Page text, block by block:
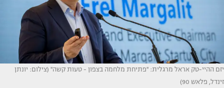
יזם ההיי-טק אראל מרגלית: ''פתיחת מלחמה בצפון - טעות קשה'' (צילום: יונתן
זינדל, פלאש 90)